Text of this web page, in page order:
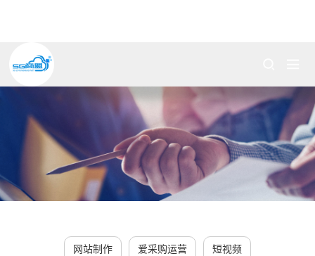
网站制作 爱采购运营 短视频